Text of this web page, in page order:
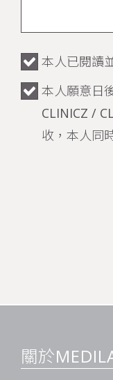
本人已閱讀
本人願意日
CLINICZ /
收，本人同
全身脫毛的優勢包括
一站式的服務模式，
關於